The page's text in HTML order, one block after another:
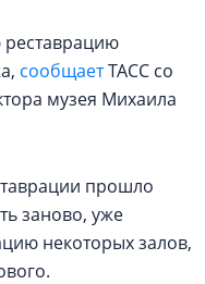
сообщаетТАСС со
музея Михаила
прошло
заново, уже
некоторых залов,